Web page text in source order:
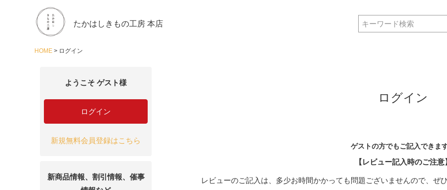
たかはしきもの工房 本店
HOME ログイン
ようこそ ゲスト様
ログイン
新規無料会員登録はこちら
新商品情報、割引情報、催事
ログイン
ゲストの方でもご記入できま
【レビュー記入時のご注意
レビューのご記入は、多少お時間かかっても問題ございませんので、ぜ